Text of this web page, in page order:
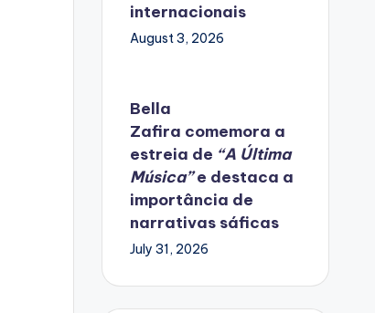
internacionais
August 3, 2026
Bella
Zafira comemora a
estreia de “A Última
Música”e destaca a
importância de
narrativas sáficas
July 31, 2026